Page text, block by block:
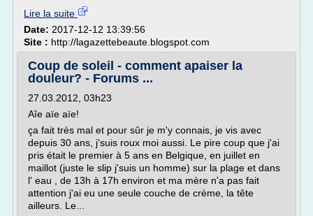
Lire la suite
Date: 2017-12-12 13:39:56
Site : http://lagazettebeaute.blogspot.com
Coup de soleil - comment apaiser la
douleur? - Forums ...
27.03.2012, 03h23
Aîe aïe aïe!
ça fait très mal et pour sûr je m'y connais, je vis avec
depuis 30 ans, j'suis roux moi aussi. Le pire coup que j'ai
pris était le premier à 5 ans en Belgique, en juillet en
maillot (juste le slip j'suis un homme) sur la plage et dans
l' eau , de 13h à 17h environ et ma mère n'a pas fait
attention j'ai eu une seule couche de crème, la tête
ailleurs. Le...